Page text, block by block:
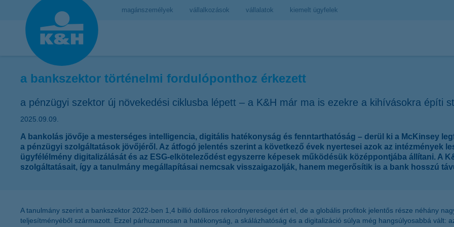
magánszemélyek vállalkozások vállalatok kiemelt ügyfelek
a bankszektor történelmi fordulóponthoz érkezett
a pénzügyi szektor új növekedési ciklusba lépett – a K&H már ma is ezekre a kihívásokra építi
2025.09.09.
A bankolás jövője a mesterséges intelligencia, digitális hatékonyság és fenntarthatóság – derül ki a McKinsey
a pénzügyi szolgáltatások jövőjéről. Az átfogó jelentés szerint a következő évek nyertesei azok az intézmények
ügyfélélmény digitalizálását és az ESG-elköteleződést egyszerre képesek működésük középpontjába állítani. A
szolgáltatásait, így a tanulmány megállapításai nemcsak visszaigazolják, hanem megerősítik is a bank hosszú
A tanulmány szerint a bankszektor 2022-ben 1,4 billió dolláros rekordnyereséget ért el, de a globális profitok jelentős része néhány
teljesítményéből származott. Ezzel párhuzamosan a hatékonyság, a skálázhatóság és a digitalizáció súlya még hangsúlyosabbá vált: